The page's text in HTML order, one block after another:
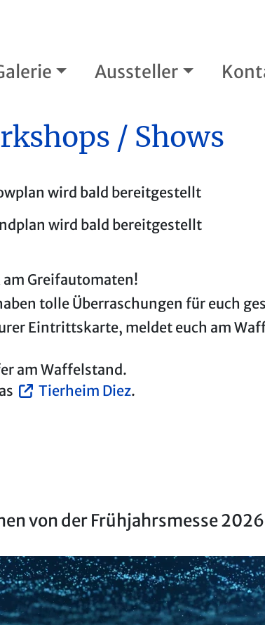
Aussteller
/ Shows
wird bald bereitgestellt
wird bald bereitgestellt
am Greifautomaten!
tolle Überraschungen für euch
Eintrittskarte, meldet euch am
am Waffelstand.
Tierheim Diez.
von der Frühjahrsmesse 2026